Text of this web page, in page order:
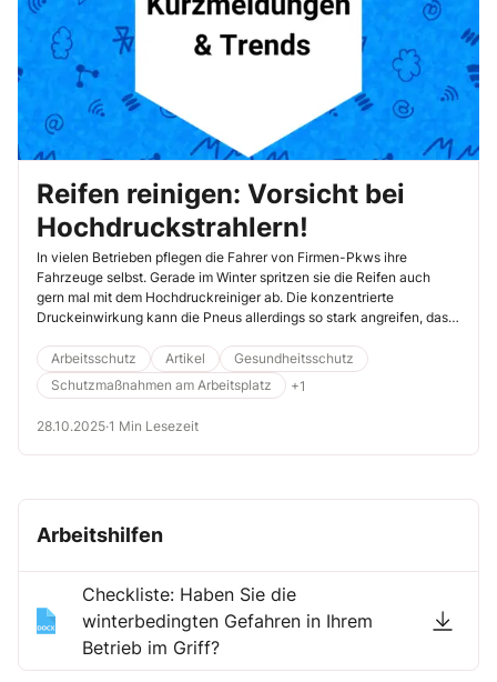
Reifen reinigen: Vorsicht bei
Hochdruckstrahlern!
In vielen Betrieben pflegen die Fahrer von Firmen-Pkws ihre
Fahrzeuge selbst. Gerade im Winter spritzen sie die Reifen auch
gern mal mit dem Hochdruckreiniger ab. Die konzentrierte
Druckeinwirkung kann die Pneus allerdings so stark angreifen, dass
Arbeitsschutz
Artikel
Gesundheitsschutz
Schutzmaßnahmen am Arbeitsplatz
+1
28.10.2025·1 Min Lesezeit
Arbeitshilfen
Checkliste: Haben Sie die
winterbedingten Gefahren in Ihrem
Betrieb im Griff?